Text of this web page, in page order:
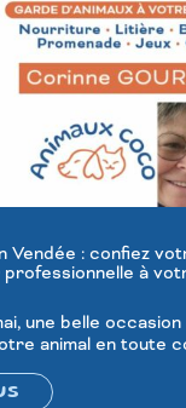
Vendée : confiez
à
une belle
animal en toute